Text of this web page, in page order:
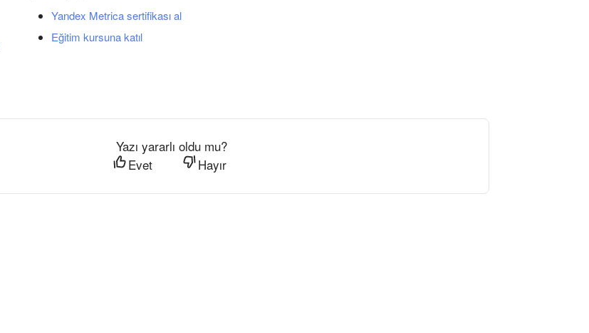
Yandex Metrica sertifikası al
Eğitim kursuna katıl
Yazı yararlı oldu mu?
Evet
Hayır